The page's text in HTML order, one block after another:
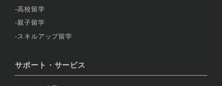
高校留学
親子留学
スキルアップ留学
サポート・サービス